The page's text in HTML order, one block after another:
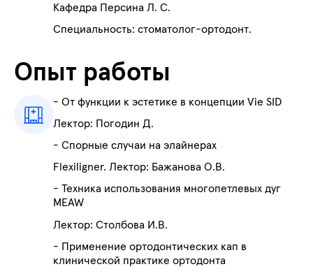
Кафедра Персина Л. С.
Специальность: стоматолог-ортодонт.
Опыт работы
- От функции к эстетике в концепции Vie SID
Лектор: Погодин Д.
- Спорные случаи на элайнерах
Flexiligner. Лектор: Бажанова О.В.
- Техника использования многопетлевых дуг
MEAW
Лектор: Столбова И.В.
- Применение ортодонтических кап в
клинической практике ортодонта